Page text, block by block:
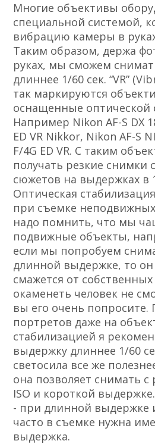
Многие объективы
специальной системой,
вибрацию камеры в
Таким образом, держа
руках, мы сможем
длиннее 1/60 сек. “VR”
так маркируются
оснащенные оптической
Например Nikon AF-S DX
ED VR Nikkor, Nikon AF-S
F/4G ED VR. С таким
получать резкие снимки
сюжетов на выдержках в
Оптическая
при съемке
надо помнить, что мы
подвижные объекты,
если мы попробуем
длинной выдержке, то он
смажется от
окаменеть человек не
вы его очень попросите.
портретов даже на
стабилизацией я
выдержку длиннее 1/60
светосила все же
она позволяет снимать
ISO и короткой
- при длинной выдержке
часто в съемке нужна
выдержка.